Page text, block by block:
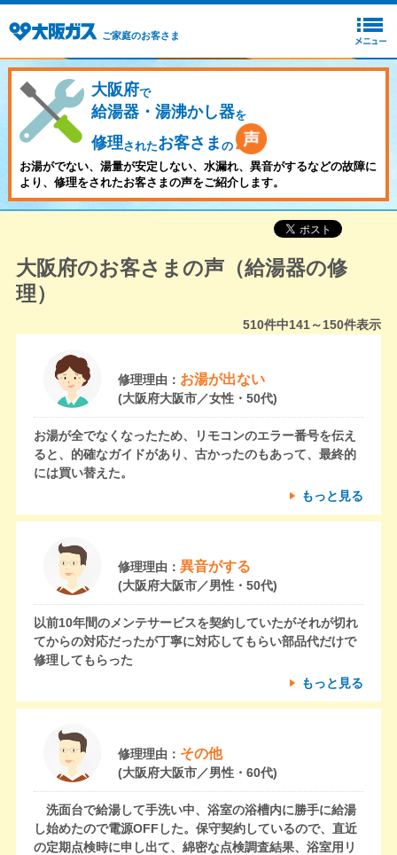
ご家庭のお客さま
大阪府で
給湯器・湯沸かし器を
修理されたお客さま の
お湯がでない、湯量が安定しない、水漏れ、異音がするなどの故障に
より、修理をされたお客さまの声をご紹介します。
大阪府のお客さまの声（給湯器の修
理）
510件中141～150件表示
修理理由： お湯が出ない
(大阪府大阪市／女性・50代)
お湯が全でなくなったため、リモコンのエラー番号を伝え
ると、的確なガイドがあり、古かったのもあって、最終的
には買い替えた。
もっと見る
修理理由： 異音がする
(大阪府大阪市／男性・50代)
以前10年間のメンテサービスを契約していたがそれが切れ
てからの対応だったが丁寧に対応してもらい部品代だけで
修理してもらった
もっと見る
修理理由： その他
(大阪府大阪市／男性・60代)
洗面台で給湯して手洗い中、浴室の浴槽内に勝手に給湯
し始めたので電源OFFした。保守契約しているので、直近
の定期点検時に申し出て、綿密な点検調査結果、浴室用リ